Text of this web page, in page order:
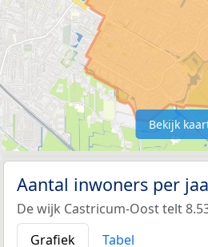
Bekijk
Aantal inwoners per
De wijk Castricum-Oost telt
Grafiek
Tabel